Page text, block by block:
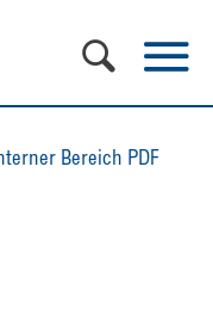
Bereich PDF